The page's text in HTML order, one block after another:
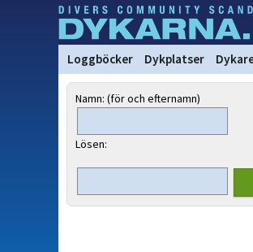
Loggböcker Dykplatser
Namn: (för och efternamn)
Lösen: